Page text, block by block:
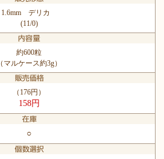
1.6mm デリカ
(11/0)
約600粒
（マルケース約3g）
（176円）
158円
○